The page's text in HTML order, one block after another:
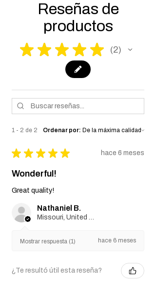
Reseñas de
productos
★ ★ ★ ★ ★ 2
2
1 - 2 de 2 Ordenar por:
★ ★ ★ ★ ★ hace 6 meses
Wonderful!
Great quality!
Nathaniel B.
Mostrar respuesta (1) hace 6 meses
¿Te resultó útil esta reseña?